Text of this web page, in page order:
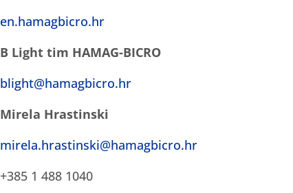
en.hamagbicro.hr
B Light tim HAMAG-BICRO
blight@hamagbicro.hr
Mirela Hrastinski
mirela.hrastinski@hamagbicro.hr
+385 1 488 1040